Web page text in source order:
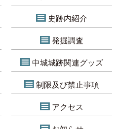
史跡内紹介
発掘調査
中城城跡関連グッズ
制限及び禁止事項
アクセス